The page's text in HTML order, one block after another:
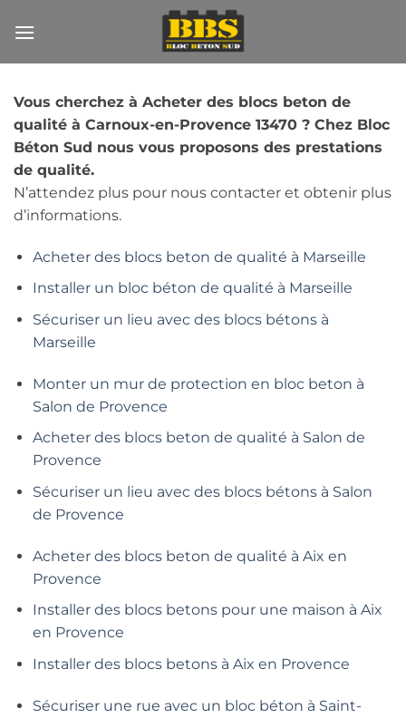
au
Vous cherchez à Acheter des blocs beton de
qualité à Carnoux-en-Provence 13470 ? Chez Bloc
Béton Sud nous vous proposons des prestations
de qualité.
N’attendez plus pour nous contacter et obtenir plus
d’informations.
Acheter des blocs beton de qualité à Marseille
Installer un bloc béton de qualité à Marseille
Sécuriser un lieu avec des blocs bétons à
Marseille
Monter un mur de protection en bloc beton à
Salon de Provence
Acheter des blocs beton de qualité à Salon de
Provence
Sécuriser un lieu avec des blocs bétons à Salon
de Provence
Acheter des blocs beton de qualité à Aix en
Provence
Installer des blocs betons pour une maison à Aix
en Provence
Installer des blocs betons à Aix en Provence
Sécuriser une rue avec un bloc béton à Saint-